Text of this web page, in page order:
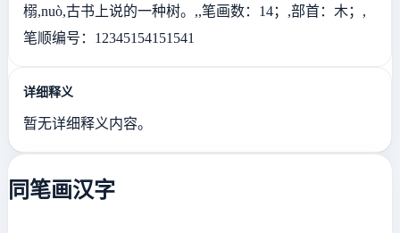
榒,nuò,古书上说的一种树。,,笔画数：14；,部首：木；,
笔顺编号：12345154151541
详细释义
暂无详细释义内容。
同笔画汉字